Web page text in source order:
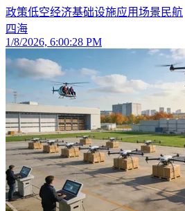
政策低空经济基础设施应用场景 民航
四海
1/8/2026, 6:00:28 PM